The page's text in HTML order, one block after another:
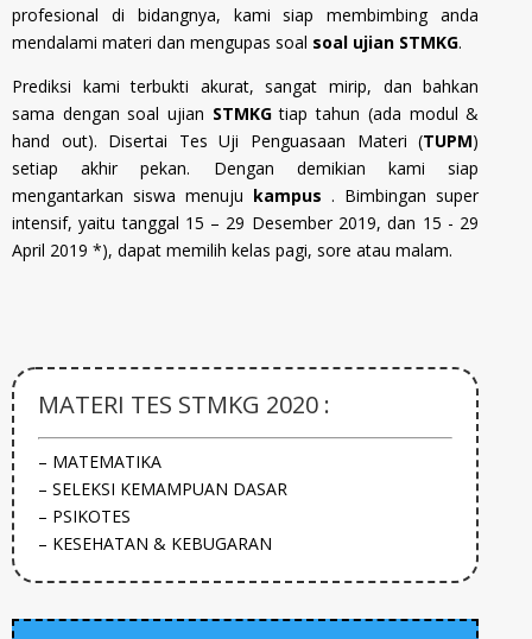
profesional di bidangnya, kami siap membimbing anda
mendalami materi dan mengupas soal soal ujian STMKG.
Prediksi kami terbukti akurat, sangat mirip, dan bahkan
sama dengan soal ujian STMKGtiap tahun (ada modul &
hand out). Disertai Tes Uji Penguasaan Materi (TUPM)
setiap akhir pekan. Dengan demikian kami siap
mengantarkan siswa menuju kampus. Bimbingan super
intensif, yaitu tanggal 15 – 29 Desember 2019, dan 15 - 29
April 2019 *), dapat memilih kelas pagi, sore atau malam.
MATERI TES STMKG 2020 :
– MATEMATIKA
– SELEKSI KEMAMPUAN DASAR
– PSIKOTES
– KESEHATAN & KEBUGARAN